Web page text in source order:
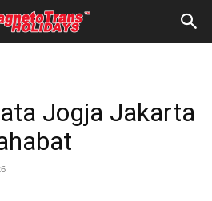
Jogja Jakarta